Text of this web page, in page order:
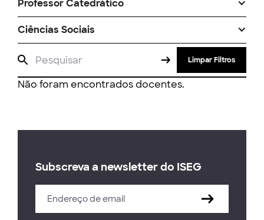
Professor Catedrático
Ciências Sociais
Limpar Filtros
Não foram encontrados docentes.
Subscreva a newsletter do ISEG